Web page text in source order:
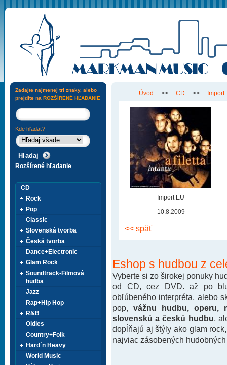
Úvod >> CD >> Import
Import EU
10.8.2009
<< späť
Eshop s hudbou z
Vyberte si zo širokej ponuky
od CD, cez DVD. až po
obľúbeného interpréta, alebo
pop, vážnu hudbu, operu,
slovenskú a českú hudbu ,
dopĺňajú aj štýly ako glam
najviac zásobených
Zadajte najmenej tri znaky, alebo
prejdite na ROZŠÍRENÉ HĽADANIE
Kde hľadať?
Rozšírené hľadanie
CD
Rock
Pop
Classic
Slovenská tvorba
Česká tvorba
Dance+Electronic
Glam Rock
Soundtrack-Filmová
hudba
Jazz
Rap+Hip Hop
R&B
Oldies
Country+Folk
Hard´n Heavy
World Music